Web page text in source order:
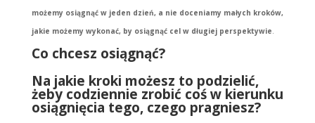
możemy osiągnąć w jeden dzień, a nie doceniamy małych kroków,
jakie możemy wykonać, by osiągnąć cel w długiej perspektywie
Co chcesz osiągnąć?
Na jakie kroki możesz to podzielić,
żeby codziennie zrobić coś w kierunku
osiągnięcia tego, czego pragniesz?